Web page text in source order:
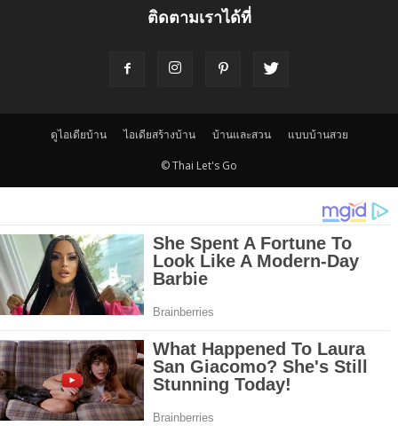
ติดตามเราได้ที่
ดูไอเดียบ้าน ไอเดียสร้างบ้าน บ้านและสวน แบบบ้านสวย
© Thai Let's Go